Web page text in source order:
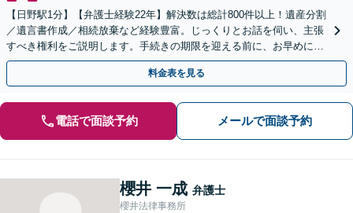
【日野駅1分】【弁護士経験22年】解決数は総計800件以上！遺産分割
／遺言書作成／相続放棄など経験豊富。じっくりとお話を伺い、主張
すべき権利をご説明します。手続きの期限を迎える前に、お早めにご
相談ください【初回相談無料】【オンライン相談可】
料金表を見る
電話で面談予約 メールで面談予約
櫻井 一成 弁護士
櫻井法律事務所